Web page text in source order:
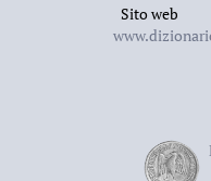
Sito web